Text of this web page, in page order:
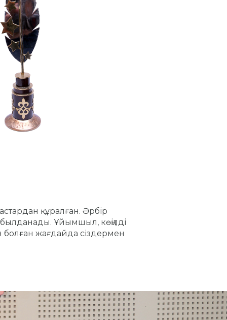
құралған. Әрбір
Ұйымшыл, көңілді
болған жағдайда сіздермен